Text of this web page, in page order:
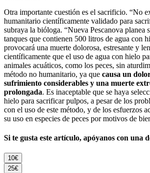
Otra importante cuestión es el sacrificio. “No
humanitario científicamente validado para
subraya la bióloga. “Nueva Pescanova planea
tanques que contienen 500 litros de agua con
provocará una muerte dolorosa, estresante y
científicamente que el uso de agua con hielo
animales acuáticos, como los peces, sin
método no humanitario, ya que causa un
sufrimiento considerables y una muerte
prolongada. Es inaceptable que se haya
hielo para sacrificar pulpos, a pesar de los
con el uso de este método, y de los esfuerzos
su uso en especies de peces por motivos de
Si te gusta este artículo, apóyanos con una
10€
25€